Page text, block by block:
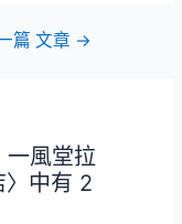
篇 文章 →
風堂拉
〉中有 2